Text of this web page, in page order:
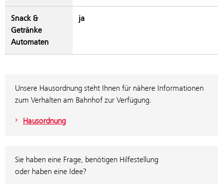
Snack &
Getränke
Automaten
ja
Unsere Hausordnung steht Ihnen für nähere Informationen
zum Verhalten am Bahnhof zur Verfügung.
Hausordnung
Sie haben eine Frage, benötigen Hilfestellung
oder haben eine Idee?